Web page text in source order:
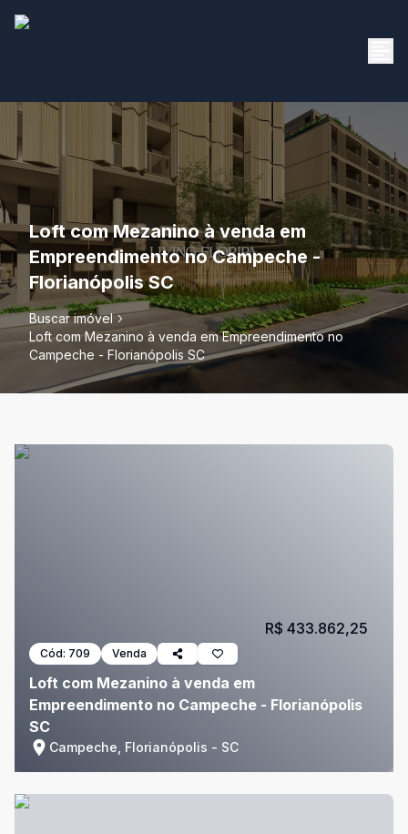
Loft com Mezanino à venda em
Empreendimento no Campeche -
Florianópolis SC
Buscar imóvel
Loft com Mezanino à venda em Empreendimento no
Campeche - Florianópolis SC
Cód: 709 Venda
Loft com Mezanino à venda em
Empreendimento no Campeche - Florianópolis
SC
Campeche, Florianópolis - SC
R$ 433.862,25